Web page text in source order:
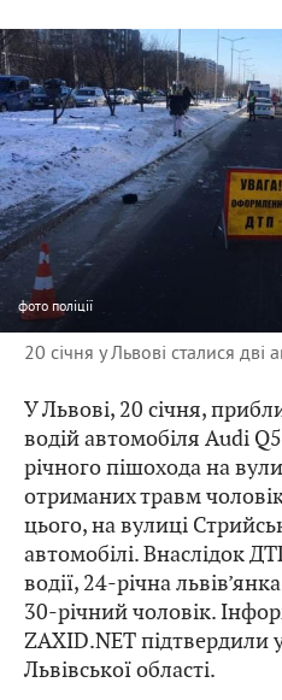
фото поліції
20 січня у Львові сталися дві
У Львові, 20 січня,
водій автомобіля Audi
річного пішохода на
отриманих травм
цього, на вулиці
автомобілі. Внаслідок
водії, 24-річна
30-річний чоловік.
ZAXID.NET підтвердили
Львівської області.